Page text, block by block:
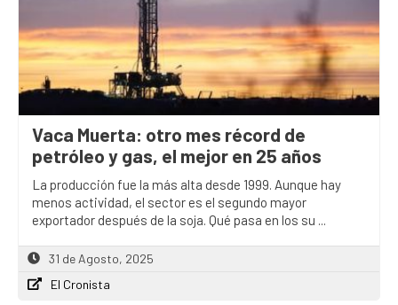
Vaca Muerta: otro mes récord de
petróleo y gas, el mejor en 25 años
La producción fue la más alta desde 1999. Aunque hay
menos actividad, el sector es el segundo mayor
exportador después de la soja. Qué pasa en los su ...
31 de Agosto, 2025
El Cronista